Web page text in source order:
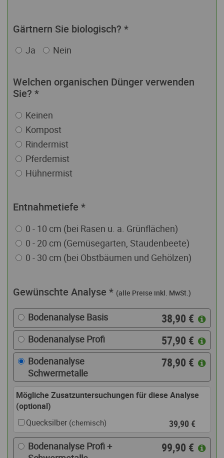
Gärtnern Sie biologisch? *
Ja Nein
Welchen organischen Dünger verwenden
Sie? *
Keinen
Kompost
Rindermist
Pferdemist
Hühnermist
Entnahmetiefe *
0 - 10 cm (bei Rasen u. a. Grünflächen)
0 - 20 cm (Gemüsegarten, Staudenbeete)
0 - 30 cm (bei Obstbäumen und Gehölzen)
Gewünschte Analyse * (alle Preise inkl. MwSt.)
Bodenanalyse Basis 38,90 €
Bodenanalyse Profi 57,90 €
Bodenanalyse
Schwermetalle
78,90 €
Mögliche Zusatzuntersuchungen für diese Analyse
(optional)
Quecksilber (chemisch)
39,90 €
Bodenanalyse Profi +
99,90 €